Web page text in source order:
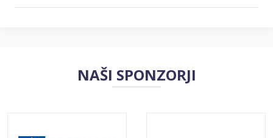
NAŠI SPONZORJI